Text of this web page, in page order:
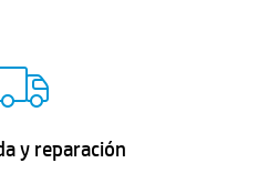
y reparación